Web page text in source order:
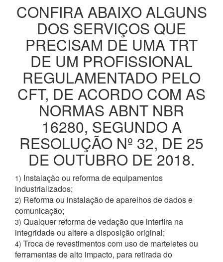
CONFIRA ABAIXO ALGUNS
DOS SERVIÇOS QUE
PRECISAM DE UMA TRT
DE UM PROFISSIONAL
REGULAMENTADO PELO
CFT, DE ACORDO COM AS
NORMAS ABNT NBR
16280, SEGUNDO A
RESOLUÇÃO Nº 32, DE 25
DE OUTUBRO DE 2018.
1) Instalação ou reforma de equipamentos
industrializados;
2) Reforma ou instalação de aparelhos de dados e
comunicação;
3) Qualquer reforma de vedação que interfira na
integridade ou altere a disposição original;
4) Troca de revestimentos com uso de marteletes ou
ferramentas de alto impacto, para retirada do